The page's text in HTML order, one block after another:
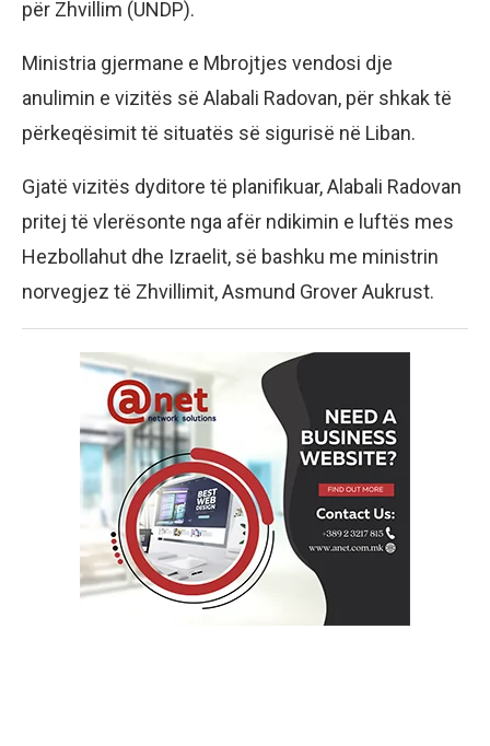
për Zhvillim (UNDP).
Ministria gjermane e Mbrojtjes vendosi dje
anulimin e vizitës së Alabali Radovan, për shkak të
përkeqësimit të situatës së sigurisë në Liban.
Gjatë vizitës dyditore të planifikuar, Alabali Radovan
pritej të vlerësonte nga afër ndikimin e luftës mes
Hezbollahut dhe Izraelit, së bashku me ministrin
norvegjez të Zhvillimit, Asmund Grover Aukrust.